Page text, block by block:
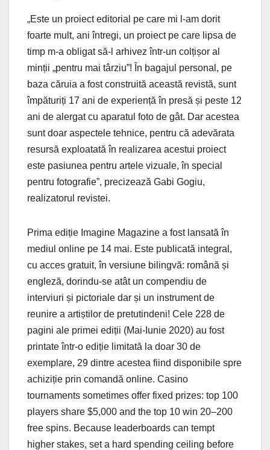
„Este un proiect editorial pe care mi l-am dorit
foarte mult, ani întregi, un proiect pe care lipsa de
timp m-a obligat să-l arhivez într-un colțișor al
minții „pentru mai târziu”! În bagajul personal, pe
baza căruia a fost construită această revistă, sunt
împăturiți 17 ani de experiență în presă și peste 12
ani de alergat cu aparatul foto de gât. Dar acestea
sunt doar aspectele tehnice, pentru că adevărata
resursă exploatată în realizarea acestui proiect
este pasiunea pentru artele vizuale, în special
pentru fotografie”, precizează Gabi Gogiu,
realizatorul revistei.
Prima ediție Imagine Magazine a fost lansată în
mediul online pe 14 mai. Este publicată integral,
cu acces gratuit, în versiune bilingvă: română și
engleză, dorindu-se atât un compendiu de
interviuri și pictoriale dar și un instrument de
reunire a artiștilor de pretutindeni! Cele 228 de
pagini ale primei ediții (Mai-Iunie 2020) au fost
printate într-o ediție limitată la doar 30 de
exemplare, 29 dintre acestea fiind disponibile spre
achiziție prin comandă online. Casino
tournaments sometimes offer fixed prizes: top 100
players share $5,000 and the top 10 win 20–200
free spins. Because leaderboards can tempt
higher stakes, set a hard spending ceiling before